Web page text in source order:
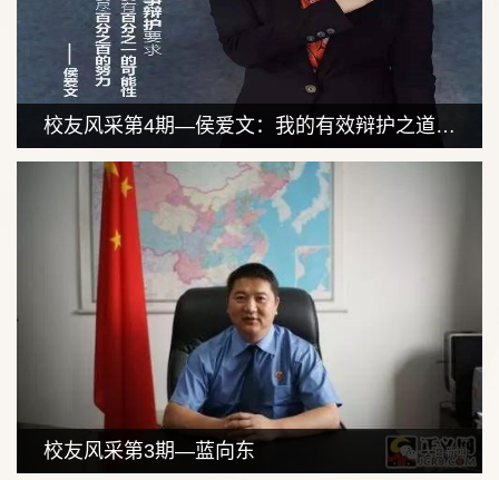
校友风采第4期—侯爱文：我的有效辩护之道：让辩护绽放人格的光芒
校友风采第3期—蓝向东